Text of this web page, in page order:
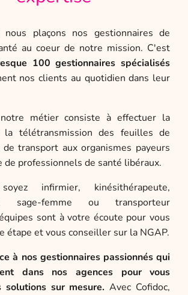
nous plaçons nos gestionnaires de
au coeur de notre mission. C'est
100 gestionnaires spécialisés
nos clients au quotidien dans leur
métier consiste à effectuer la
la télétransmission des feuilles de
transport aux organismes payeurs
de professionnels de santé libéraux.
infirmier, kinésithérapeute,
sage-femme ou transporteur
sont à votre écoute pour vous
étape et vous conseiller sur la NGAP.
à nos gestionnaires passionnés qui
dans nos agences pour vous
solutions sur mesure. Avec Cofidoc,